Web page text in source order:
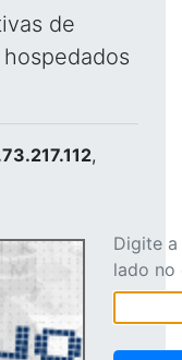
de
,
Digite
lado no